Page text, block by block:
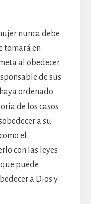
nunca debe
tomará en
al obedecer
de sus
ordenado
de los casos
a su
el
con las leyes
puede
a Dios y